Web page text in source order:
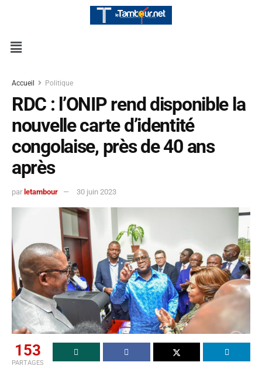
Accueil Politique
RDC : l’ONIP rend disponible la
nouvelle carte d’identité
congolaise, près de 40 ans
après
par letambour 30 juin 2023
153
PARTAGES